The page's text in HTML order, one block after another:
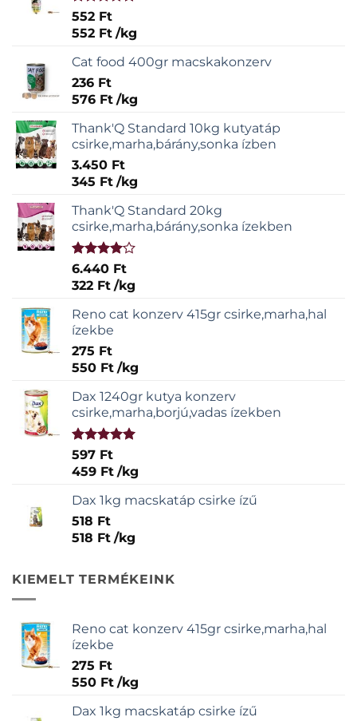
Értékelés:
5.00/ 5
552 Ft
552 Ft /kg
Cat food 400gr macskakonzerv
236 Ft
576 Ft /kg
Thank'Q Standard 10kg kutyatáp
csirke,marha,bárány,sonka ízben
3.450 Ft
345 Ft /kg
Thank'Q Standard 20kg
csirke,marha,bárány,sonka ízekben
Értékelés:
4.00 / 5
6.440 Ft
322 Ft /kg
Reno cat konzerv 415gr csirke,marha,hal
ízekbe
275 Ft
550 Ft /kg
Dax 1240gr kutya konzerv
csirke,marha,borjú,vadas ízekben
Értékelés:
5.00/ 5
597 Ft
459 Ft /kg
Dax 1kg macskatáp csirke ízű
518 Ft
518 Ft /kg
KIEMELT TERMÉKEINK
Reno cat konzerv 415gr csirke,marha,hal
ízekbe
275 Ft
550 Ft /kg
Dax 1kg macskatáp csirke ízű